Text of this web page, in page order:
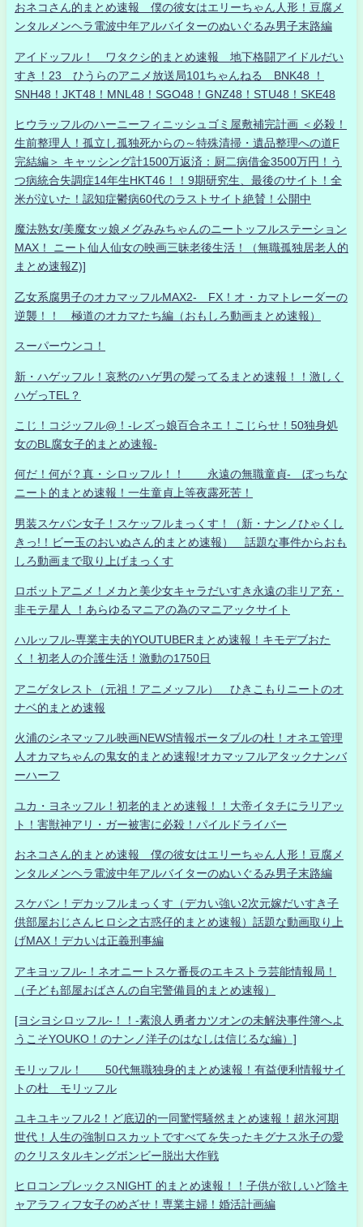
おネコさん的まとめ速報 僕の彼女はエリーちゃん人形！豆腐メ
ンタルメンヘラ電波中年アルバイターのぬいぐるみ男子末路編
アイドッフル！ ワタクシ的まとめ速報 地下格闘アイドルだい
すき！23 ひうらのアニメ放送局101ちゃんねる BNK48 ！
SNH48！JKT48！MNL48！SGO48！GNZ48！STU48！SKE48
ヒウラッフルのハーニーフィニッシュゴミ屋敷補完計画 ＜必殺！
生前整理人！孤立し孤独死からの～特殊清掃・遺品整理への道F
完結編＞ キャッシング計1500万返済：厨二病借金3500万円！う
つ病統合失調症14年生HKT46！！9期研究生、最後のサイト！全
米が泣いた！認知症鬱病60代のラストサイト絶賛！公開中
魔法熟女/美魔女ッ娘メグみみちゃんのニートッフルステーション
MAX！ ニート仙人仙女の映画三昧老後生活！（無職孤独居老人的
まとめ速報Z)]
乙女系腐男子のオカマッフルMAX2- FX！オ・カマトレーダーの
逆襲！！ 極道のオカマたち編（おもしろ動画まとめ速報）
スーパーウンコ！
新・ハゲッフル！哀愁のハゲ男の髪ってるまとめ速報！！激しく
ハゲっTEL？
こじ！コジッフル@！-レズっ娘百合ネエ！こじらせ！50独身処
女のBL腐女子的まとめ速報-
何だ！何が？真・シロッフル！！ 永遠の無職童貞- ぼっちな
ニート的まとめ速報！一生童貞上等夜露死苦！
男装スケバン女子！スケッフルまっくす！（新・ナンノひゃくし
きっ!！ビー玉のおいぬさん的まとめ速報） 話題な事件からおも
しろ動画まで取り上げまっくす
ロボットアニメ！メカと美少女キャラだいすき永遠の非リア充・
非モテ星人 ！あらゆるマニアの為のマニアックサイト
ハルッフル-専業主夫的YOUTUBERまとめ速報！キモデブおた
く！初老人の介護生活！激動の1750日
アニゲタレスト（元祖！アニメッフル） ひきこもりニートのオ
ナベ的まとめ速報
火浦のシネマッフル映画NEWS情報ポータブルの杜！オネエ管理
人オカマちゃんの鬼女的まとめ速報!オカマッフルアタックナンバ
ーハーフ
ユカ・ヨネッフル！初老的まとめ速報！！大帝イタチにラリアッ
ト！害獣神アリ・ガー被害に必殺！パイルドライバー
おネコさん的まとめ速報 僕の彼女はエリーちゃん人形！豆腐メ
ンタルメンヘラ電波中年アルバイターのぬいぐるみ男子末路編
スケバン！デカッフルまっくす（デカい強い2次元嫁だいすき子
供部屋おじさんヒロシ之古惑仔的まとめ速報）話題な動画取り上
げMAX！デカいは正義刑事編
アキヨッフル-！ネオニートスケ番長のエキストラ芸能情報局！
（子ども部屋おばさんの自宅警備員的まとめ速報）
[ヨシヨシロッフル-！！-素浪人勇者カツオンの未解決事件簿へよ
うこそYOUKO！のナンノ洋子のはなしは信じるな編）]
モリッフル！ 50代無職独身的まとめ速報！有益便利情報サイ
トの杜 モリッフル
ユキユキッフル2！ど底辺的一同驚愕騒然まとめ速報！超氷河期
世代！人生の強制ロスカットですべてを失ったキグナス氷子の愛
のクリスタルキングボンビー脱出大作戦
ヒロコンプレックスNIGHT 的まとめ速報！！子供が欲しいど陰キ
ャアラフィフ女子のめざせ！専業主婦！婚活計画編